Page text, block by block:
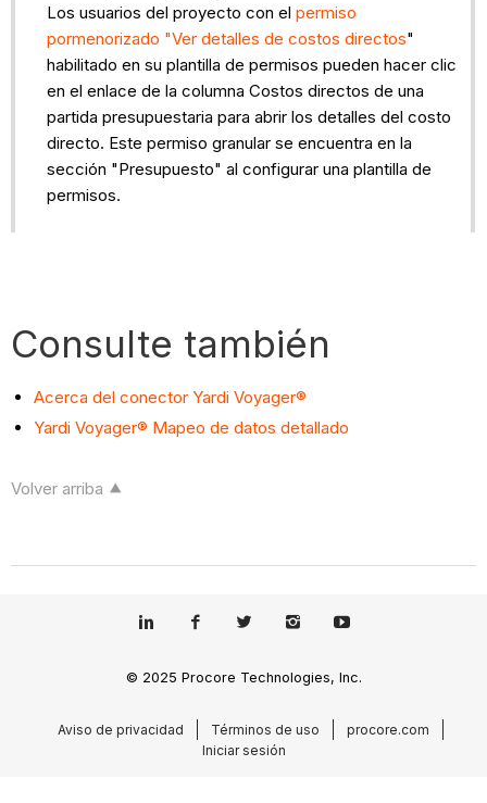
Los usuarios del proyecto con el permiso
pormenorizado "Ver detalles de costos directos"
habilitado en su plantilla de permisos pueden hacer clic
en el enlace de la columna Costos directos de una
partida presupuestaria para abrir los detalles del costo
directo. Este permiso granular se encuentra en la
sección "Presupuesto" al configurar una plantilla de
permisos.
Consulte también
Acerca del conector Yardi Voyager®
Yardi Voyager® Mapeo de datos detallado
Volver arriba
© 2025 Procore Technologies, Inc.
Aviso de privacidad Términos de uso
procore.com
Iniciar sesión